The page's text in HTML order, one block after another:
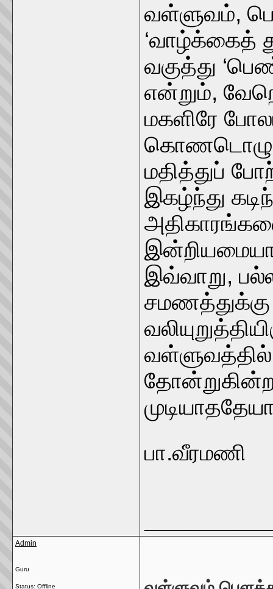
வள்ளுவம்,
‘வாழ்க்கைத்
வகுத்து
என்றும்,
மகளிரே
மதித்துப்
இகழ்ந்து
இவ்வாறு,
வள்ளுவத்தில்
பா.வீரமணி
Admin
Guru
Status: Offline